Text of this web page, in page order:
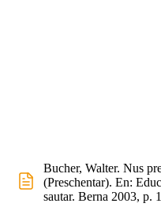
Bucher, Walter. Nus
(Preschentar). En:
sautar. Berna 2003, p.